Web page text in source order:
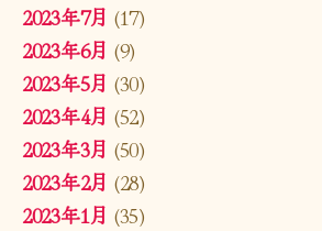
2023年7月 (17)
2023年6月 (9)
2023年5月 (30)
2023年4月 (52)
2023年3月 (50)
2023年2月 (28)
2023年1月 (35)